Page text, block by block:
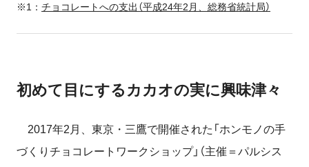
※1： チョコレートへの支出（平成24年2月、総務省統計局）
初めて目にするカカオの実に興味津々
2017年2月、東京・三鷹で開催された「ホンモノの手
づくりチョコレートワークショップ」（主催＝パルシス